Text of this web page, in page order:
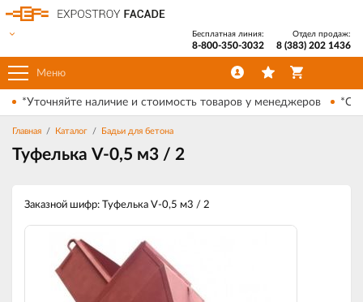
Меню
Бесплатная линия:
8-800-350-3032
Отдел продаж:
8 (383) 202 1436
*Уточняйте наличие и стоимость товаров у менеджеров
Главная Каталог Бадьи для бетона
Туфелька V-0,5 м3 / 2
Заказной шифр: Туфелька V-0,5 м3 / 2